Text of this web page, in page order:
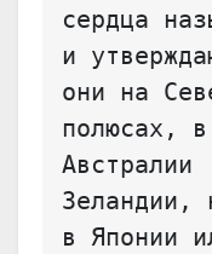
сердца
и
они на
полюсах,
Австралии
Зеландии,
в Японии